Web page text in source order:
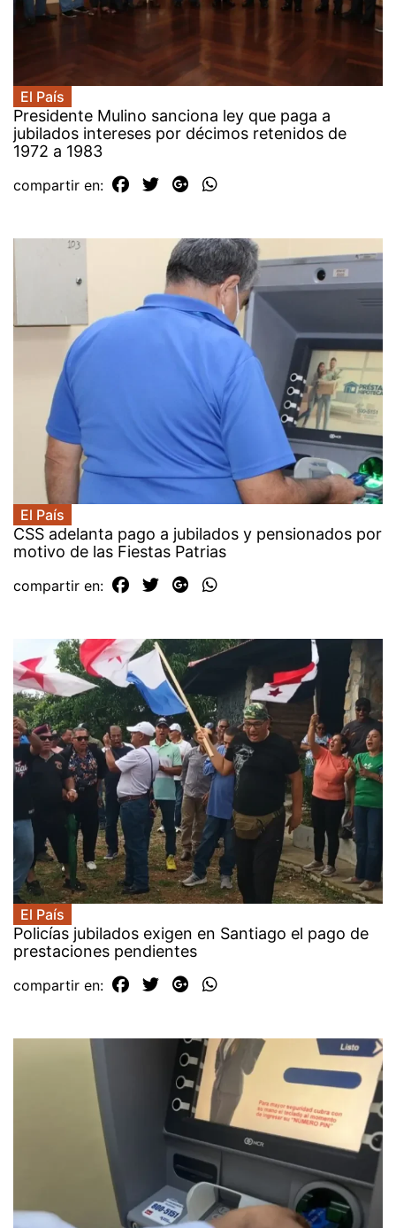
El País
Presidente Mulino sanciona ley que paga a
jubilados intereses por décimos retenidos de
1972 a 1983
compartir en:
El País
CSS adelanta pago a jubilados y pensionados por
motivo de las Fiestas Patrias
compartir en:
El País
Policías jubilados exigen en Santiago el pago de
prestaciones pendientes
compartir en: